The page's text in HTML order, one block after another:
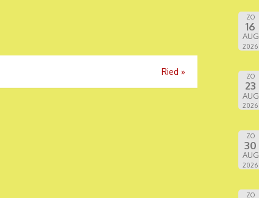
Ried »
ZO
16
AUG
2026
ZO
23
AUG
2026
ZO
30
AUG
2026
ZO